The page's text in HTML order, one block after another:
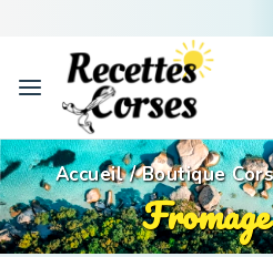
Accueil / Boutique